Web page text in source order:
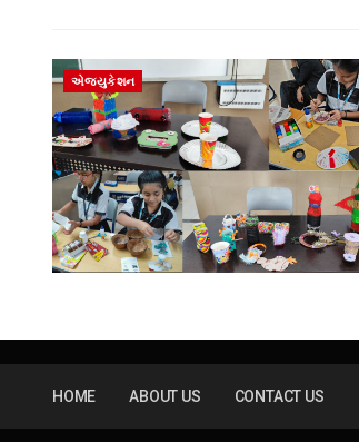
એજ્યુકેશન
HOME ABOUT US CONTACT US